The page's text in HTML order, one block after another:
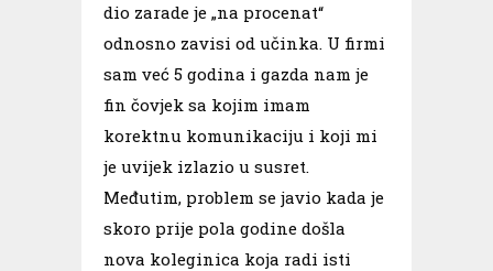
dio zarade je „na procenat“
odnosno zavisi od učinka. U firmi
sam već 5 godina i gazda nam je
fin čovjek sa kojim imam
korektnu komunikaciju i koji mi
je uvijek izlazio u susret.
Međutim, problem se javio kada je
skoro prije pola godine došla
nova koleginica koja radi isti